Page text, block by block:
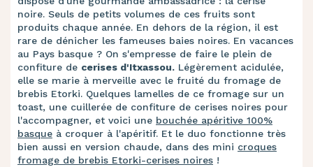
noire. Seuls de petits volumes de ces fruits sont
produits chaque année. En dehors de la région, il est
rare de dénicher les fameuses baies noires. En vacances
au Pays basque ? On s'empresse de faire le plein de
confiture de cerises d'Itxassou. Légèrement acidulée,
elle se marie à merveille avec le fruité du fromage de
brebis Etorki. Quelques lamelles de ce fromage sur un
toast, une cuillerée de confiture de cerises noires pour
l'accompagner, et voici une bouchée apéritive 100%
basque à croquer à l'apéritif. Et le duo fonctionne très
bien aussi en version chaude, dans des mini croques
fromage de brebis Etorki-cerises noires !